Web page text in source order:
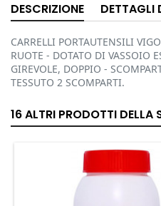
DESCRIZIONE DETTAGLI
CARRELLI PORTAUTENSILI
RUOTE - DOTATO DI VASSOIO
GIREVOLE, DOPPIO -
TESSUTO 2 SCOMPARTI.
16 ALTRI PRODOTTI DELLA